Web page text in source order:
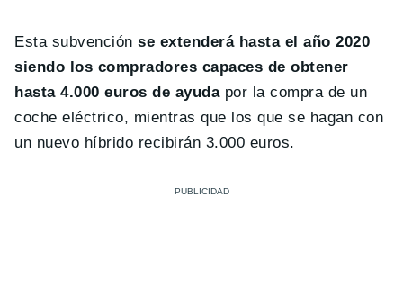
Esta subvenciónse extenderá hasta el año 2020
siendo los compradores capaces de obtener
hasta 4.000 euros de ayudapor la compra de un
coche eléctrico, mientras que los que se hagan con
un nuevo híbrido recibirán 3.000 euros.